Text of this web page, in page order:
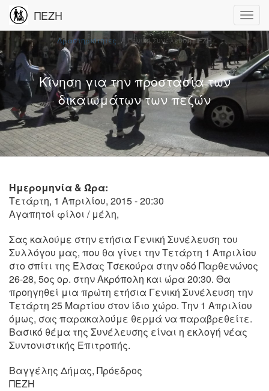
ΠΕΖΗ
Δραστηριότητες Γενική Συνέλευση ΠΕΖΗ
Κίνηση για την προστασία των
δικαιωμάτων των πεζών
Ημερομηνία & Ώρα:
Τετάρτη, 1 Απριλίου, 2015 - 20:30
Αγαπητοί φίλοι / μέλη,
Σας καλούμε στην ετήσια Γενική Συνέλευση του
Συλλόγου μας, που θα γίνει την Τετάρτη 1 Απριλίου
στο σπίτι της Έλσας Τσεκούρα στην οδό Παρθενώνος
26-28, 5ος ορ. στην Ακρόπολη και ώρα 20:30. Θα
προηγηθεί μια πρώτη ετήσια Γενική Συνέλευση την
Τετάρτη 25 Μαρτίου στον ίδιο χώρο. Την 1 Απριλίου
όμως, σας παρακαλούμε θερμά να παραβρεθείτε.
Βασικό θέμα της Συνέλευσης είναι η εκλογή νέας
Συντονιστικής Επιτροπής.
Βαγγέλης Δήμας, Πρόεδρος
ΠΕΖΗ